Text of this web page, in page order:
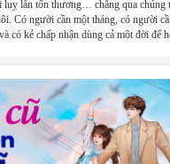
luỵ lẫn tổn thương… chẳng qua chúng
Có người cần một tháng, có người
có kẻ chấp nhận dùng cả một đời để